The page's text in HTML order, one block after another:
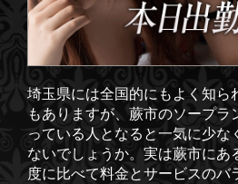
埼玉県には全国的にもよく知ら
もありますが、蕨市のソープラ
っている人となると一気に少な
ないでしょうか。実は蕨市にあ
度に比べて料金とサービスのバ